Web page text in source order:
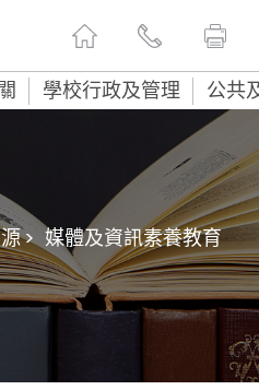
學校行政及管理 公共
> 媒體及資訊素養教育